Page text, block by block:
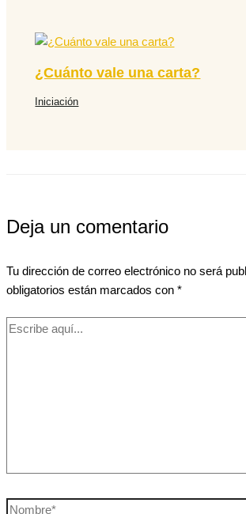
¿Cuánto vale una carta?
Iniciación
Deja un comentario
Tu dirección de correo electrónico no será
obligatorios están marcados con *
Escribe
Nombre*